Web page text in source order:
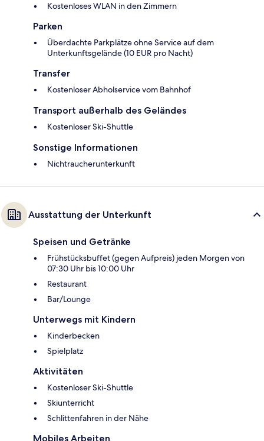
Kostenloses WLAN in den Zimmern
Parken
Überdachte Parkplätze ohne Service auf dem
Unterkunftsgelände (10 EUR pro Nacht)
Transfer
Kostenloser Abholservice vom Bahnhof
Transport außerhalb des Geländes
Kostenloser Ski-Shuttle
Sonstige Informationen
Nichtraucherunterkunft
Ausstattung der Unterkunft
Speisen und Getränke
Frühstücksbuffet (gegen Aufpreis) jeden Morgen von
07:30 Uhr bis 10:00 Uhr
Restaurant
Bar/Lounge
Unterwegs mit Kindern
Kinderbecken
Spielplatz
Aktivitäten
Kostenloser Ski-Shuttle
Skiunterricht
Schlittenfahren in der Nähe
Mobiles Arbeiten